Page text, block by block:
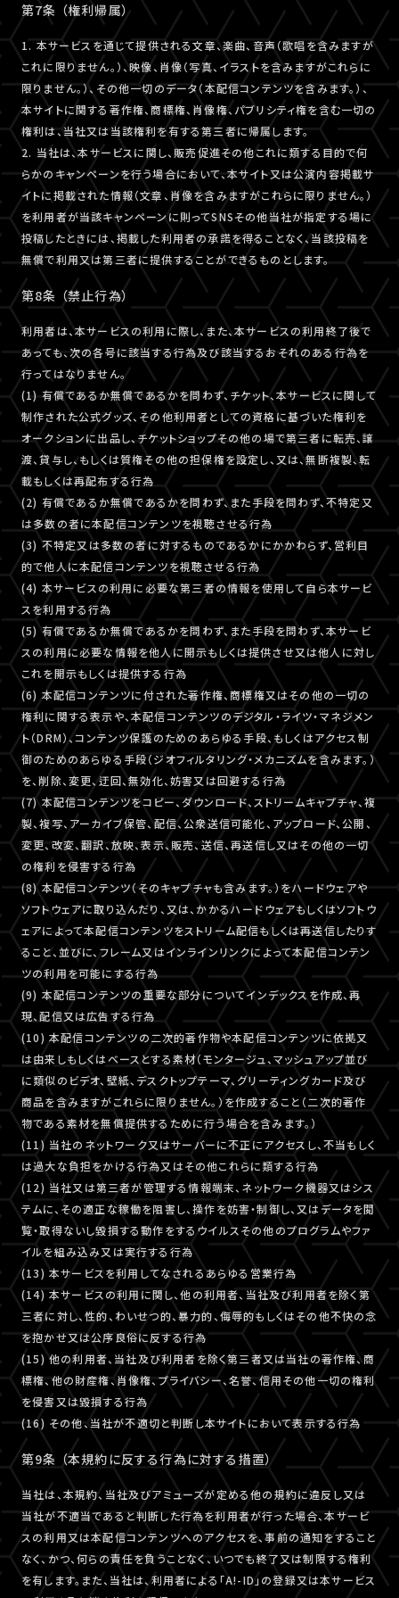
第7条 （権利帰属）
1. 本サービスを通じて提供される文章、楽曲、音声（歌唱を含みますが
これに限りません。）、映像、肖像（写真、イラストを含みますがこれらに
限りません。）、その他一切のデータ（本配信コンテンツを含みます。）、
本サイトに関する著作権、商標権、肖像権、パブリシティ権を含む一切の
権利は、当社又は当該権利を有する第三者に帰属します。
2. 当社は、本サービスに関し、販売促進その他これに類する目的で何
らかのキャンペーンを行う場合において、本サイト又は公演内容掲載サ
イトに掲載された情報（文章、肖像を含みますがこれらに限りません。）
を利用者が当該キャンペーンに則ってSNSその他当社が指定する場に
投稿したときには、掲載した利用者の承諾を得ることなく、当該投稿を
無償で利用又は第三者に提供することができるものとします。
第8条 （禁止行為）
利用者は、本サービスの利用に際し、また、本サービスの利用終了後で
あっても、次の各号に該当する行為及び該当するおそれのある行為を
行ってはなりません。
(1) 有償であるか無償であるかを問わず、チケット、本サービスに関して
制作された公式グッズ、その他利用者としての資格に基づいた権利を
オークションに出品し、チケットショップその他の場で第三者に転売、譲
渡、貸与し、もしくは質権その他の担保権を設定し、又は、無断複製、転
載もしくは再配布する行為
(2) 有償であるか無償であるかを問わず、また手段を問わず、不特定又
は多数の者に本配信コンテンツを視聴させる行為
(3) 不特定又は多数の者に対するものであるかにかかわらず、営利目
的で他人に本配信コンテンツを視聴させる行為
(4) 本サービスの利用に必要な第三者の情報を使用して自ら本サービ
スを利用する行為
(5) 有償であるか無償であるかを問わず、また手段を問わず、本サービ
スの利用に必要な情報を他人に開示もしくは提供させ又は他人に対し
これを開示もしくは提供する行為
(6) 本配信コンテンツに付された著作権、商標権又はその他の一切の
権利に関する表示や、本配信コンテンツのデジタル・ライツ・マネジメン
ト（DRM）、コンテンツ保護のためのあらゆる手段、もしくはアクセス制
御のためのあらゆる手段（ジオフィルタリング・メカニズムを含みます。）
を、削除、変更、迂回、無効化、妨害又は回避する行為
(7) 本配信コンテンツをコピー、ダウンロード、ストリームキャプチャ、複
製、複写、アーカイブ保管、配信、公衆送信可能化、アップロード、公開、
変更、改変、翻訳、放映、表示、販売、送信、再送信し又はその他の一切
の権利を侵害する行為
(8) 本配信コンテンツ（そのキャプチャも含みます。）をハードウェアや
ソフトウェアに取り込んだり、又は、かかるハードウェアもしくはソフトウ
ェアによって本配信コンテンツをストリーム配信もしくは再送信したりす
ること、並びに、フレーム又はインラインリンクによって本配信コンテン
ツの利用を可能にする行為
(9) 本配信コンテンツの重要な部分についてインデックスを作成、再
現、配信又は広告する行為
(10) 本配信コンテンツの二次的著作物や本配信コンテンツに依拠又
は由来しもしくはベースとする素材（モンタージュ、マッシュアップ並び
に類似のビデオ、壁紙、デスクトップテーマ、グリーティングカード及び
商品を含みますがこれらに限りません。）を作成すること（二次的著作
物である素材を無償提供するために行う場合を含みます。）
(11) 当社のネットワーク又はサーバーに不正にアクセスし、不当もしく
は過大な負担をかける行為又はその他これらに類する行為
(12) 当社又は第三者が管理する情報端末、ネットワーク機器又はシス
テムに、その適正な稼働を阻害し、操作を妨害・制御し、又はデータを閲
覧・取得ないし毀損する動作をするウイルスその他のプログラムやファ
イルを組み込み又は実行する行為
(13) 本サービスを利用してなされるあらゆる営業行為
(14) 本サービスの利用に関し、他の利用者、当社及び利用者を除く第
三者に対し、性的、わいせつ的、暴力的、侮辱的もしくはその他不快の念
を抱かせ又は公序良俗に反する行為
(15) 他の利用者、当社及び利用者を除く第三者又は当社の著作権、商
標権、他の財産権、肖像権、プライバシー、名誉、信用その他一切の権利
を侵害又は毀損する行為
(16) その他、当社が不適切と判断し本サイトにおいて表示する行為
第9条 （本規約に反する行為に対する措置）
当社は、本規約、当社及びアミューズが定める他の規約に違反し又は
当社が不適当であると判断した行為を利用者が行った場合、本サービ
スの利用又は本配信コンテンツへのアクセスを、事前の通知をすること
なく、かつ、何らの責任を負うことなく、いつでも終了又は制限する権利
を有します。また、当社は、利用者による「A!-ID」の登録又は本サービス